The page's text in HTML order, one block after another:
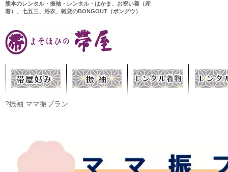
熊本のレンタル・振袖・レンタル・はかま、お祝い着（産
着）、七五三、浴衣、雑貨のBONGOUT（ボングウ）
?振袖 ママ振プラン